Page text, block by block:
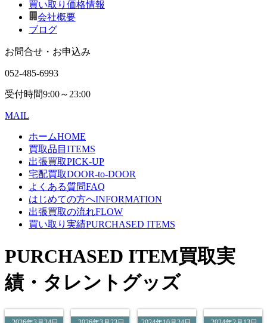
買い取り価格情報
会社概要
ブログ
お問合せ・お申込み
052-485-6993
受付時間9:00～23:00
MAIL
ホームHOME
買取品目 ITEMS
出張買取PICK-UP
宅配買取DOOR-to-DOOR
よくある質問FAQ
はじめての方へINFORMATION
出張買取の流れFLOW
買い取り実績PURCHASED ITEMS
PURCHASED ITEM買取実
績・タレントグッズ